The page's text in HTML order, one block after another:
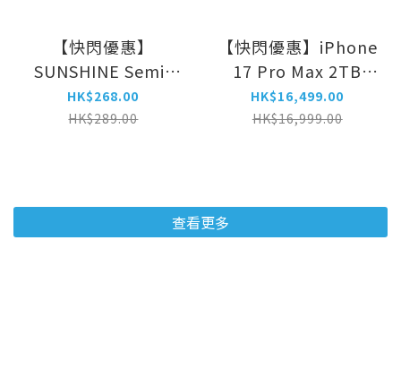
【快閃優惠】
SUNSHINE Semi-
Solid State Power
Bank PD22.5W 快充
HK$268.00
HK$289.00
【快閃優惠】iPhone
17 Pro Max 2TB
Silver and Blue
HK$16,499.00
HK$16,999.00
查看更多